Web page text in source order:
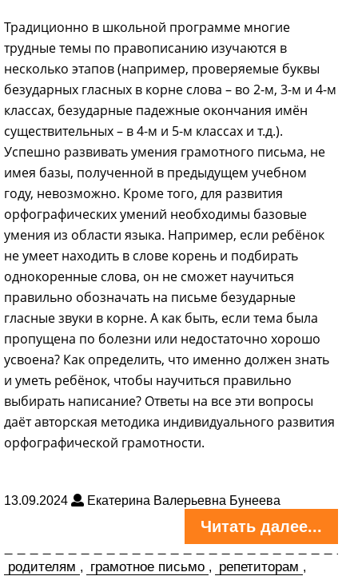
Традиционно в школьной программе многие
трудные темы по правописанию изучаются в
несколько этапов (например, проверяемые буквы
безударных гласных в корне слова – во 2-м, 3-м и 4-м
классах, безударные падежные окончания имён
существительных – в 4-м и 5-м классах и т.д.).
Успешно развивать умения грамотного письма, не
имея базы, полученной в предыдущем учебном
году, невозможно. Кроме того, для развития
орфографических умений необходимы базовые
умения из области языка. Например, если ребёнок
не умеет находить в слове корень и подбирать
однокоренные слова, он не сможет научиться
правильно обозначать на письме безударные
гласные звуки в корне. А как быть, если тема была
пропущена по болезни или недостаточно хорошо
усвоена? Как определить, что именно должен знать
и уметь ребёнок, чтобы научиться правильно
выбирать написание? Ответы на все эти вопросы
даёт авторская методика индивидуального развития
орфографической грамотности.
13.09.2024 Екатерина Валерьевна Бунеева
Читать далее...
родителям , грамотное письмо , репетиторам ,